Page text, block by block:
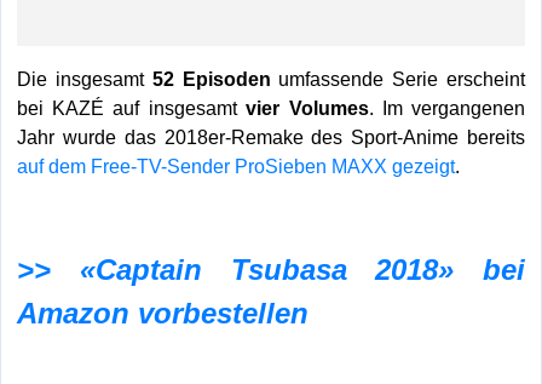
Die insgesamt52 Episoden umfassende Serie erscheint
bei KAZÉ auf insgesamtvier Volumes. Im vergangenen
Jahr wurde das 2018er-Remake des Sport-Anime bereits
auf dem Free-TV-Sender ProSieben MAXX gezeigt.
>> «Captain Tsubasa 2018» bei
Amazon vorbestellen